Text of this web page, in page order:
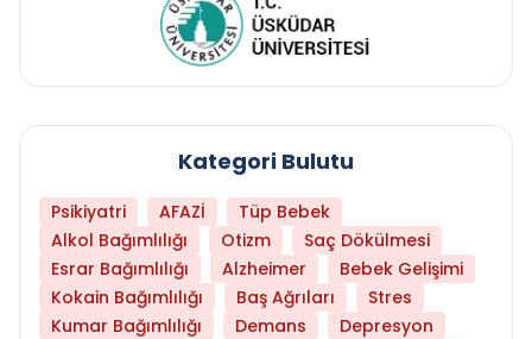
Kategori Bulutu
Psikiyatri AFAZİ
Tüp Bebek
Alkol Bağımlılığı
Otizm
Saç Dökülmesi
Esrar Bağımlılığı
Alzheimer
Bebek Gelişimi
Kokain Bağımlılığı
Baş Ağrıları
Stres
Kumar Bağımlılığı
Demans
Depresyon